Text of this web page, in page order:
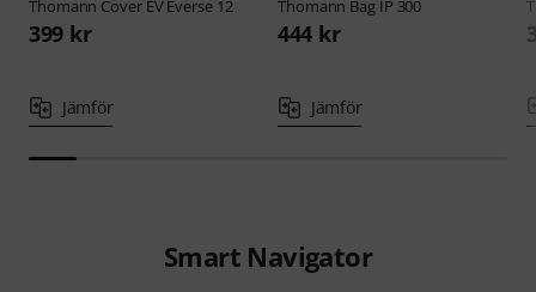
Thomann Cover EV Everse 12
399 kr
Jämför
Thomann Bag IP 300
444 kr
Jämför
Smart Navigator